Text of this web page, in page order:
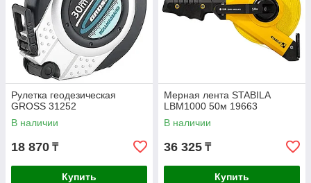
Рулетка геодезическая
GROSS 31252
В наличии
18 870 ₸
Купить
Мерная лента STABILA
LBM1000 50м 19663
В наличии
36 325 ₸
Купить